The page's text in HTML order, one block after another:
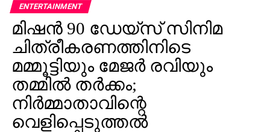
DON'T MISS
മഹാരാഷ്ട്രയില്‍ തകര്‍ന്ന റെയില്‍വേ
നടപ്പാലങ്ങള്‍ സൈന്യത്തെ കൊണ്ട്
പുനര്‍നിര്‍മിക്കാന്‍ ശ്രമം
ENTERTAINMENT
മിഷന്‍ 90 ഡേയ്‌സ് സിനിമ
ചിത്രീകരണത്തിനിടെ
മമ്മൂട്ടിയും മേജര്‍ രവിയും
തമ്മില്‍ തര്‍ക്കം;
നിര്‍മ്മാതാവിന്റെ
വെളിപ്പെടുത്തല്‍